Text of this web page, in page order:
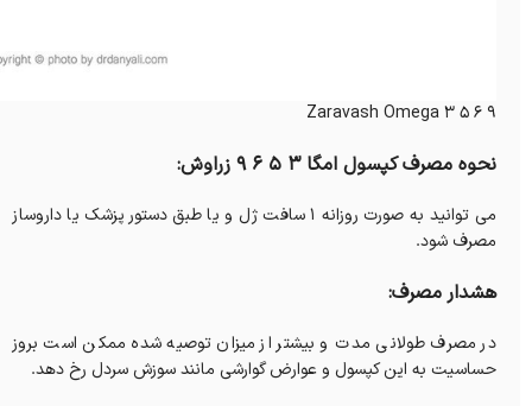
Zaravash Omega 3 5 6 9
نحوه مصرف کپسول امگا 3 5 6 9 زراوش:
می توانید به صورت روزانه 1 سافت ژل و یا طبق دستور پزشک یا داروساز
مصرف شود.
هشدار مصرف:
در مصرف طولانی مدت و بیشتر از میزان توصیه شده ممکن است بروز
حساسیت به این کپسول و عوارض گوارشی مانند سوزش سردل رخ دهد.